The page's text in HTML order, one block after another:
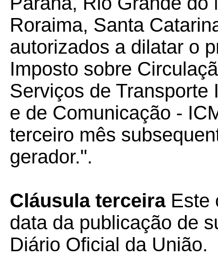
Roraima, Santa
autorizados a dilatar o
Imposto sobre
Serviços de
e de Comunicação -
terceiro mês
gerador.".
Cláusula terceiraEste
data da publicação de
Diário Oficial da União.